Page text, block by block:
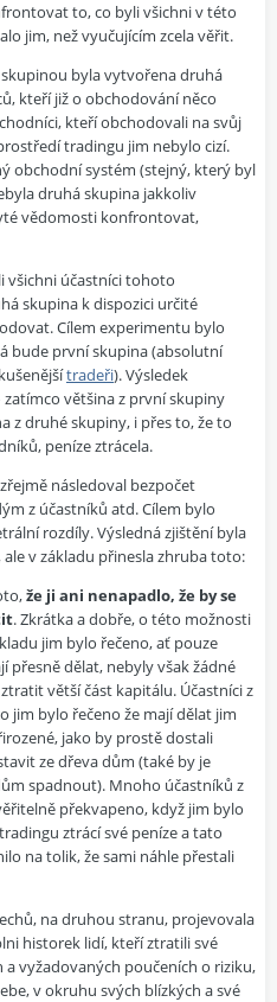
to, co byli všichni v této
jim, než vyučujícím zcela věřit.
byla vytvořena druhá
kteří již o obchodování něco
kteří obchodovali na svůj
tradingu jim nebylo cizí.
obchodní systém (stejný, který byl
druhá skupina jakkoliv
vědomosti konfrontovat,
všichni účastníci tohoto
skupina k dispozici určité
Cílem experimentu bylo
bude první skupina (absolutní
tradeři). Výsledek
většina z první skupiny
z druhé skupiny, i přes to, že to
peníze ztrácela.
následoval bezpočet
z účastníků atd. Cílem bylo
rozdíly. Výsledná zjištění byla
v základu přinesla zhruba toto:
že ji ani nenapadlo, že by se
. Zkrátka a dobře, o této možnosti
jim bylo řečeno, ať pouze
přesně dělat, nebyly však žádné
větší část kapitálu. Účastníci z
jim bylo řečeno že mají dělat jim
jako by prostě dostali
ze dřeva dům (také by je
spadnout). Mnoho účastníků z
překvapeno, když jim bylo
ztrácí své peníze a tato
na tolik, že sami náhle přestali
na druhou stranu, projevovala
historek lidí, kteří ztratili své
vyžadovaných poučeních o riziku,
v okruhu svých blízkých a své